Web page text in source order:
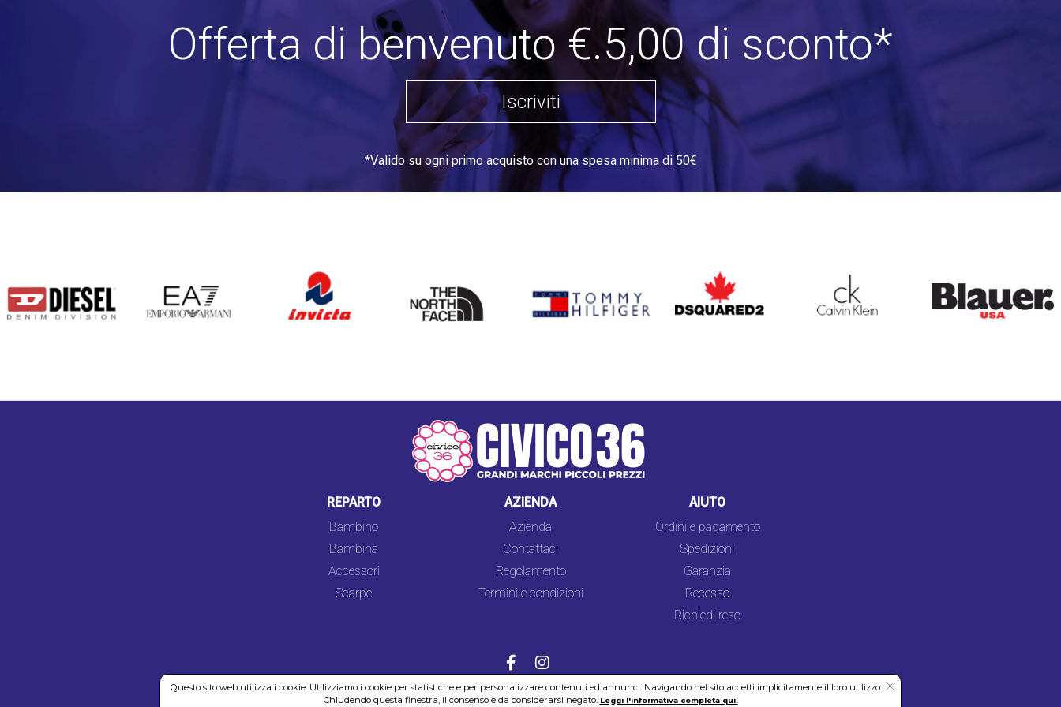
Offerta di benvenuto €.5,00 di sconto*
Iscriviti
*Valido su ogni primo acquisto con una spesa minima di 50€
INVICTA
NORTH
FACE
DSQUARED2 CALVIN KLEIN
REPARTO
Bambino
Bambina
Accessori
Scarpe
AZIENDA
Azienda
Contattaci
Regolamento
Termini e condizioni
AIUTO
Ordini e pagamento
Spedizioni
Garanzia
Recesso
Richiedi reso
COOKIES SICUREZZA PRIVACY
Questo sito web utilizza i cookie. Utilizziamo i cookie per statistiche e per personalizzare contenuti ed annunci. Navigando nel sito accetti implicitamente il loro utilizzo.
Chiudendo questa finestra, il consenso è da considerarsi negato. Leggi l'informativa completa qui.